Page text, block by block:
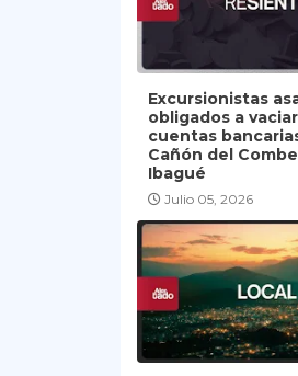
Excursionistas
obligados a
cuentas
Cañón del
Ibagué
Julio 05, 2026